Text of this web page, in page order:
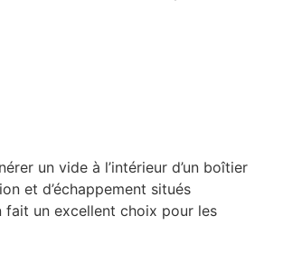
un vide à l’intérieur d’un boîtier
et d’échappement situés
fait un excellent choix pour les